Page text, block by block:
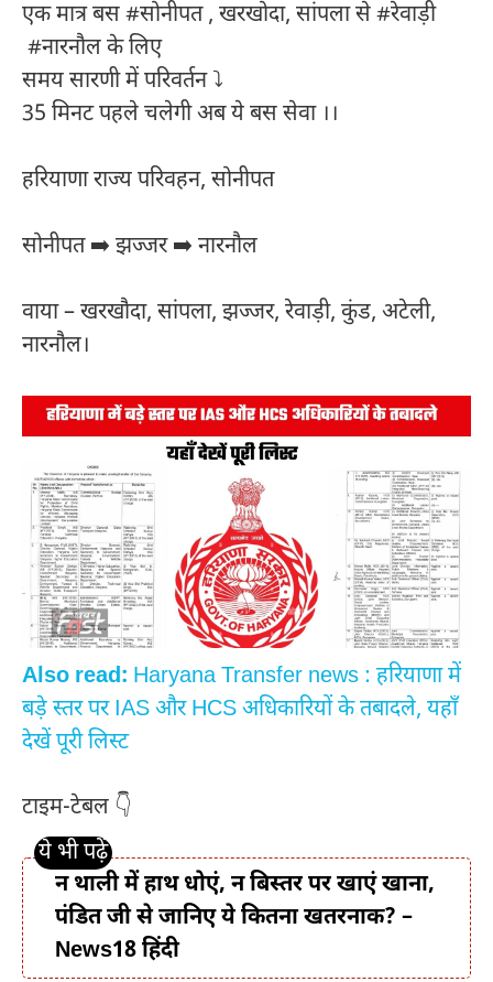
एक मात्र बस #सोनीपत , खरखोदा, सांपला से #रेवाड़ी
#नारनौल के लिए
समय सारणी में परिवर्तन ⤵️
35 मिनट पहले चलेगी अब ये बस सेवा ।।
हरियाणा राज्य परिवहन, सोनीपत
सोनीपत ➡️ झज्जर ➡️ नारनौल
वाया – खरखौदा, सांपला, झज्जर, रेवाड़ी, कुंड, अटेली,
नारनौल।
Also read: Haryana Transfer news : हरियाणा में
बड़े स्तर पर IAS और HCS अधिकारियों के तबादले, यहाँ
देखें पूरी लिस्ट
टाइम-टेबल 👇
न थाली में हाथ धोएं, न बिस्तर पर खाएं खाना,
पंडित जी से जानिए ये कितना खतरनाक? –
News18 हिंदी